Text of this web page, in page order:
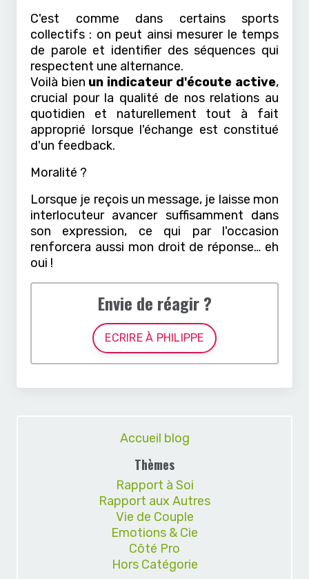
C'est comme dans certains sports
collectifs : on peut ainsi mesurer le temps
de parole et identifier des séquences qui
respectent une alternance.
Voilà bien un indicateur d'écoute active,
crucial pour la qualité de nos relations au
quotidien et naturellement tout à fait
approprié lorsque l'échange est constitué
d'un feedback.
Moralité ?
Lorsque je reçois un message, je laisse mon
interlocuteur avancer suffisamment dans
son expression, ce qui par l'occasion
renforcera aussi mon droit de réponse… eh
oui !
Envie de réagir ?
ECRIRE À PHILIPPE
Accueil blog
Thèmes
Rapport à Soi
Rapport aux Autres
Vie de Couple
Emotions & Cie
Côté Pro
Hors Catégorie